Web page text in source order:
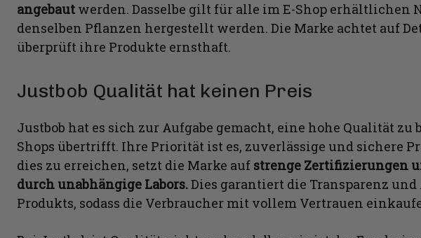
angebaut werden. Dasselbe gilt für alle im E-Shop erhältlichen
denselben Pflanzen hergestellt werden. Die Marke achtet auf
überprüft ihre Produkte ernsthaft.
Justbob Qualität hat keinen Preis
Justbob hat es sich zur Aufgabe gemacht, eine hohe Qualität
Shops übertrifft. Ihre Priorität ist es, zuverlässige und sichere
dies zu erreichen, setzt die Marke auf strenge Zertifizierungen
durch unabhängige Labors.Dies garantiert die Transparenz
Produkts, sodass die Verbraucher mit vollem Vertrauen